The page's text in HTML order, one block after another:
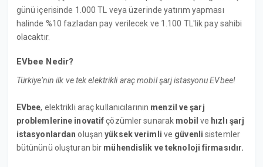
günü içerisinde 1.000 TL veya üzerinde yatırım yapması
halinde %10 fazladan pay verilecek ve 1.100 TL'lik pay sahibi
olacaktır.
EVbee Nedir?
Türkiye’nin ilk ve tek elektrikli araç mobil şarj istasyonu EVbee!
EVbee, elektrikli araç kullanıcılarının menzil ve şarj
problemlerine inovatifçözümler sunarak mobil ve hızlı şarj
istasyonlardan oluşanyüksek verimli ve güvenli sistemler
bütününü oluşturan bir mühendislik ve teknoloji firmasıdır.